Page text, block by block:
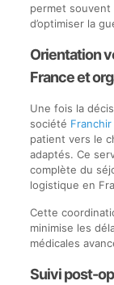
permet souvent
d’optimiser la
Orientation
France et
Une fois la
société Franchir
patient vers le
adaptés. Ce
complète du
logistique en
Cette
minimise les
médicales
Suivi post-